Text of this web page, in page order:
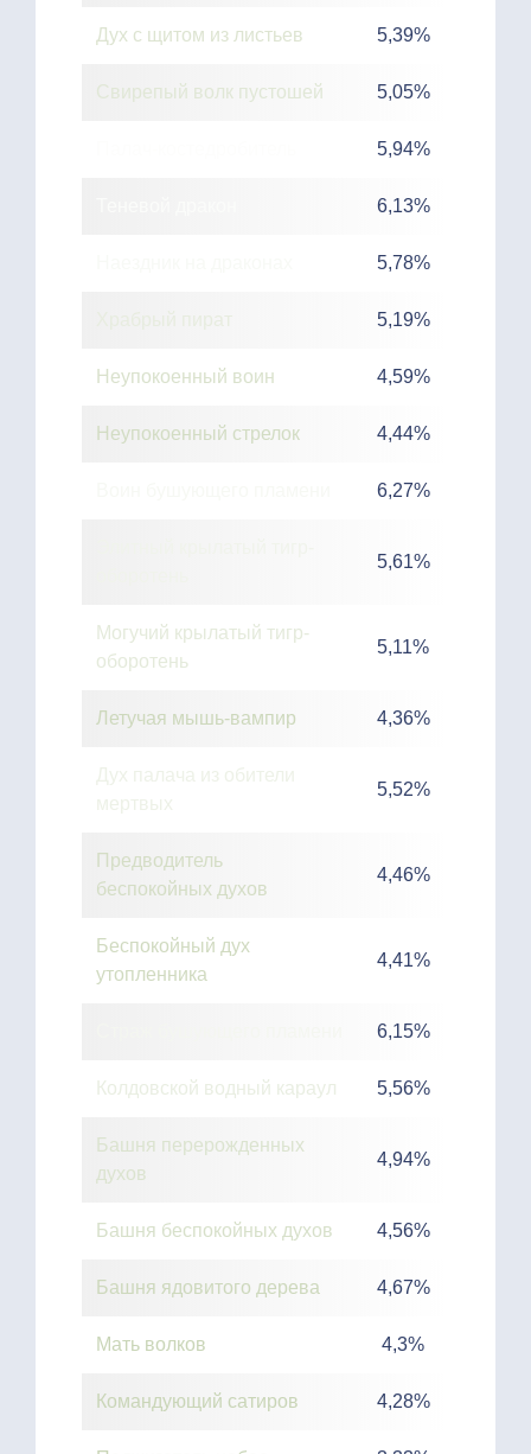
Дух с щитом из листьев 5,39%
Свирепый волк пустошей 5,05%
5,94%
6,13%
5,78%
5,19%
Неупокоенный воин 4,59%
Неупокоенный стрелок 4,44%
6,27%
5,61%
Могучий крылатый тигр-
оборотень
5,11%
Летучая мышь-вампир 4,36%
Дух палача из обители
мертвых
5,52%
Предводитель
беспокойных духов
4,46%
Беспокойный дух
утопленника
4,41%
6,15%
Колдовской водный караул 5,56%
Башня перерожденных
духов
4,94%
Башня беспокойных духов 4,56%
Башня ядовитого дерева 4,67%
Мать волков 4,3%
Командующий сатиров 4,28%